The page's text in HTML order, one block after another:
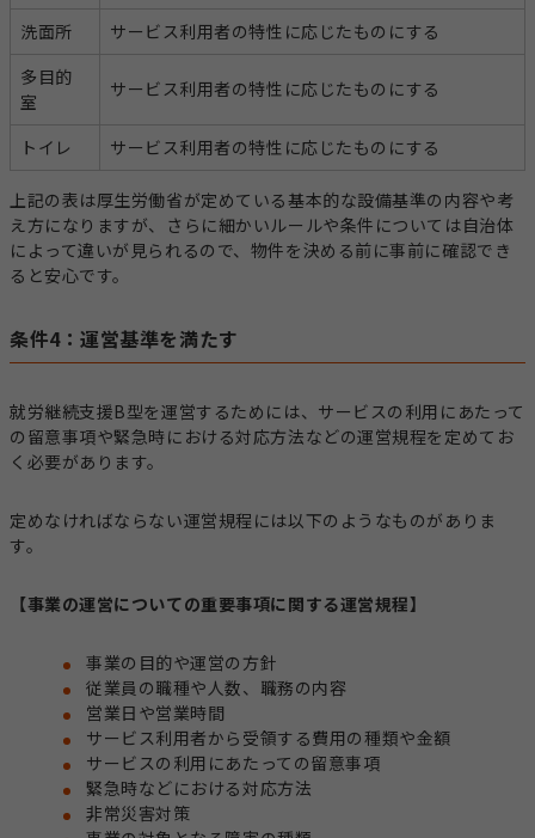
洗面所
サービス利用者の特性に応じたものにする
多目的
室
サービス利用者の特性に応じたものにする
トイレ サービス利用者の特性に応じたものにする
上記の表は厚生労働省が定めている基本的な設備基準の内容や考
え方になりますが、さらに細かいルールや条件については自治体
によって違いが見られるので、物件を決める前に事前に確認でき
ると安心です。
条件4：運営基準を満たす
就労継続支援B型を運営するためには、サービスの利用にあたって
の留意事項や緊急時における対応方法などの運営規程を定めてお
く必要があります。
定めなければならない運営規程には以下のようなものがありま
す。
【事業の運営についての重要事項に関する運営規程】
事業の目的や運営の方針
従業員の職種や人数、職務の内容
営業日や営業時間
サービス利用者から受領する費用の種類や金額
サービスの利用にあたっての留意事項
緊急時などにおける対応方法
非常災害対策